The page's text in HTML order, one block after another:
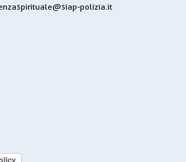
polizia.it